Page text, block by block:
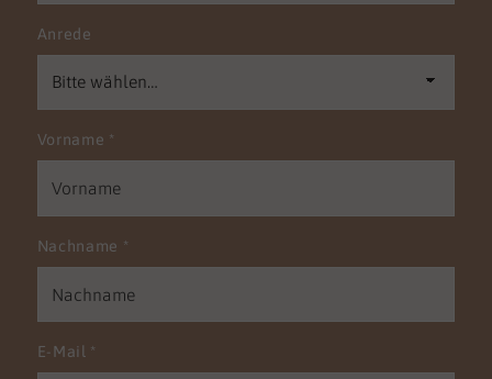
Anrede
Vorname *
Nachname *
E-Mail *